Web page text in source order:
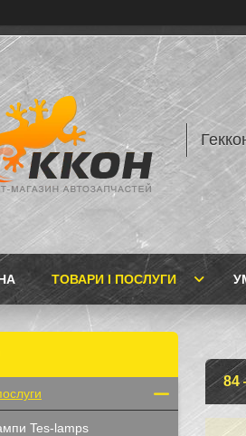
ТОВАРИ І ПОСЛУГИ
84
Tes-lamps